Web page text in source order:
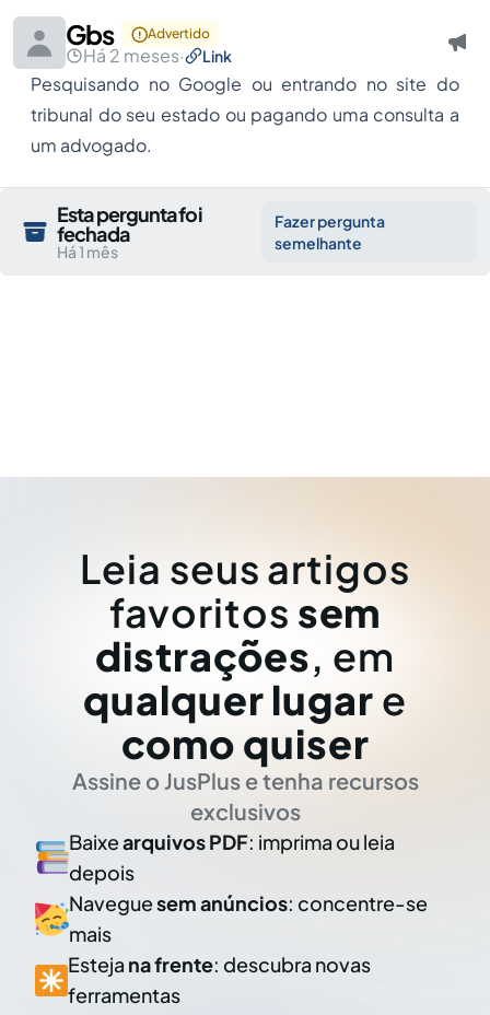
Gbs Advertido
Há 2 meses· Link
Pesquisando no Google ou entrando no site do
tribunal do seu estado ou pagando uma consulta a
um advogado.
Esta pergunta foi
fechada
Há 1 mês
Fazer pergunta
semelhante
Leia seus artigos
favoritos sem
distrações, em
qualquer lugar e
como quiser
Assine o JusPlus e tenha recursos
exclusivos
Baixearquivos PDF: imprima ou leia
depois
Naveguesem anúncios: concentre-se
mais
Esteja na frente: descubra novas
ferramentas